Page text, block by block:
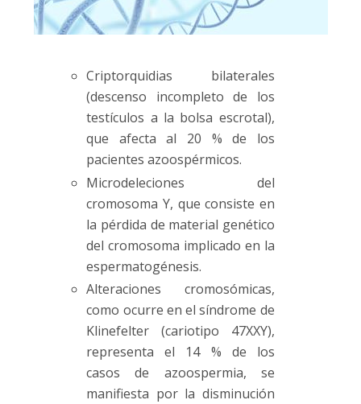
Criptorquidias bilaterales
(descenso incompleto de los
testículos a la bolsa escrotal),
que afecta al 20 % de los
pacientes azoospérmicos.
Microdeleciones del
cromosoma Y, que consiste en
la pérdida de material genético
del cromosoma implicado en la
espermatogénesis.
Alteraciones cromosómicas,
como ocurre en el síndrome de
Klinefelter (cariotipo 47XXY),
representa el 14 % de los
casos de azoospermia, se
manifiesta por la disminución